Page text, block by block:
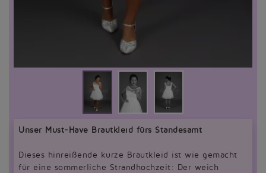
Unser Must-Have Brautkleid fürs Standesamt
Dieses hinreißende kurze Brautkleid ist wie gemacht
für eine sommerliche Strandhochzeit: Der weich